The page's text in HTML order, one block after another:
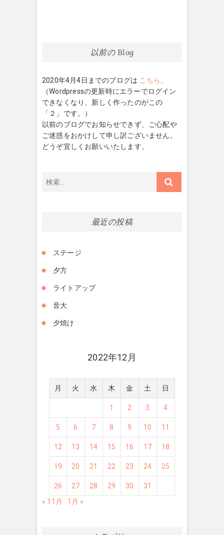
ョ
ン
以前の Blog
2020年4月4日までのブログは こちら。
（Wordpressの更新時にエラーでログイン
できなくなり、新しく作ったのがこの
「２」です。）
以前のブログでお知らせできず、ご心配や
ご迷惑をおかけして申し訳ございません。
どうぞ宜しくお願いいたします。
最近の投稿
ステージ
夕方
ライトアップ
音大
夕焼け
2022年12月
月 火 水 木 金 土 日
1 2 3 4
5 6 7 8 9 10 11
12 13 14 15 16 17 18
19 20 21 22 23 24 25
26 27 28 29 30
31
« 11月
1月 »